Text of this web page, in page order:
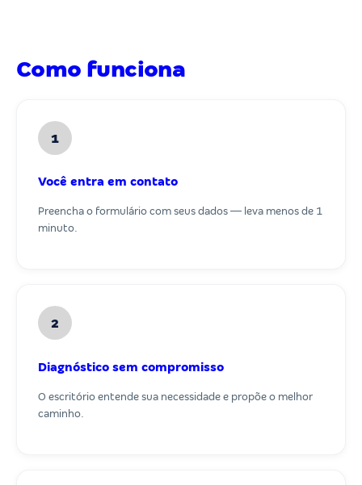
Como funciona
1
Você entra em contato
Preencha o formulário com seus dados — leva menos de 1
minuto.
2
Diagnóstico sem compromisso
O escritório entende sua necessidade e propõe o melhor
caminho.